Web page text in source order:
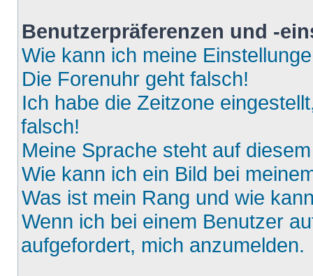
Benutzerpräferenzen und -
Wie kann ich meine
Die Forenuhr geht falsch!
Ich habe die Zeitzone
falsch!
Meine Sprache steht auf
Wie kann ich ein Bild bei
Was ist mein Rang und wie
Wenn ich bei einem Benutzer
aufgefordert, mich anzumelden.